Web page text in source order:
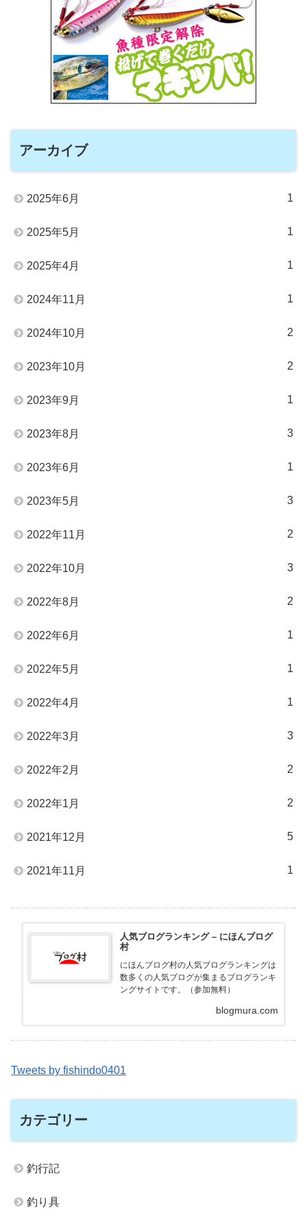
アーカイブ
2025年6月 1
2025年5月 1
2025年4月 1
2024年11月 1
2024年10月 2
2023年10月 2
2023年9月 1
2023年8月 3
2023年6月 1
2023年5月 3
2022年11月 2
2022年10月 3
2022年8月 2
2022年6月 1
2022年5月 1
2022年4月 1
2022年3月 3
2022年2月 2
2022年1月 2
2021年12月 5
2021年11月 1
人気ブログランキング – にほんブログ
村
にほんブログ村の人気ブログランキングは
数多くの人気ブログが集まるブログランキ
ングサイトです。（参加無料）
blogmura.com
Tweets by fishindo0401
カテゴリー
釣行記
釣り具